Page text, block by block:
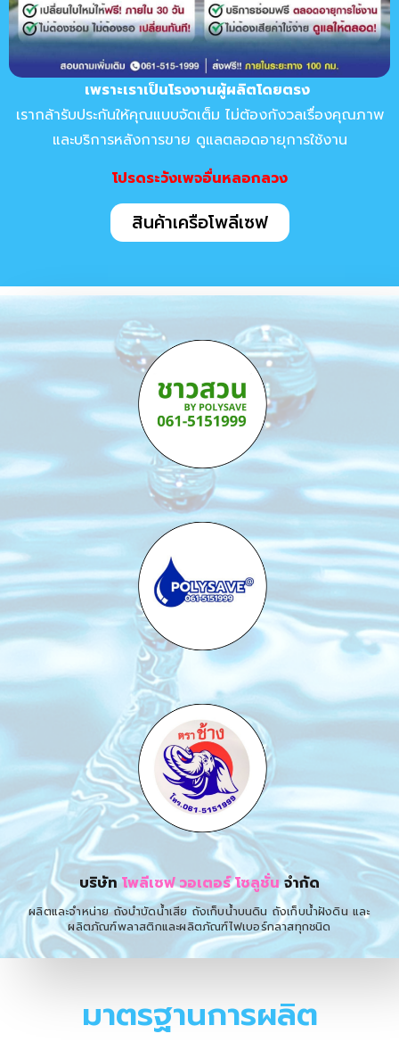
เพราะเราเป็นโรงงานผู้ผลิตโดยตรง
เรากล้ารับประกันให้คุณแบบจัดเต็ม ไม่ต้องกังวลเรื่องคุณภาพ
และบริการหลังการขาย ดูแลตลอดอายุการใช้งาน
โปรดระวังเพจอื่นหลอกลวง
สินค้าเครือโพลีเซฟ
บริษัท โพลีเซฟ วอเตอร์ โซลูชั่นจำกัด
ผลิตและจำหน่าย ถังบำบัดน้ำเสีย ถังเก็บน้ำบนดิน ถังเก็บน้ำฝังดิน และ
ผลิตภัณฑ์พลาสติกและผลิตภัณฑ์ไฟเบอร์กลาสทุกชนิด
มาตรฐานการผลิต